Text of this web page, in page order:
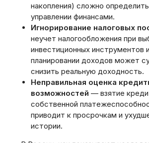
накопления) сложно
управлении финансами.
Игнорирование налоговых
неучет налогообложения при
инвестиционных инструментов
планировании доходов может
снизить реальную доходность.
Неправильная оценка
возможностей — взятие
собственной
приводит к просрочкам и
истории.